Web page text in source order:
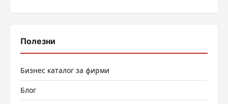
Полезни
Бизнес каталог за фирми
Блог